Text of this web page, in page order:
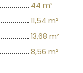
44 m²
11,54 m²
13,68 m²
8,56 m²